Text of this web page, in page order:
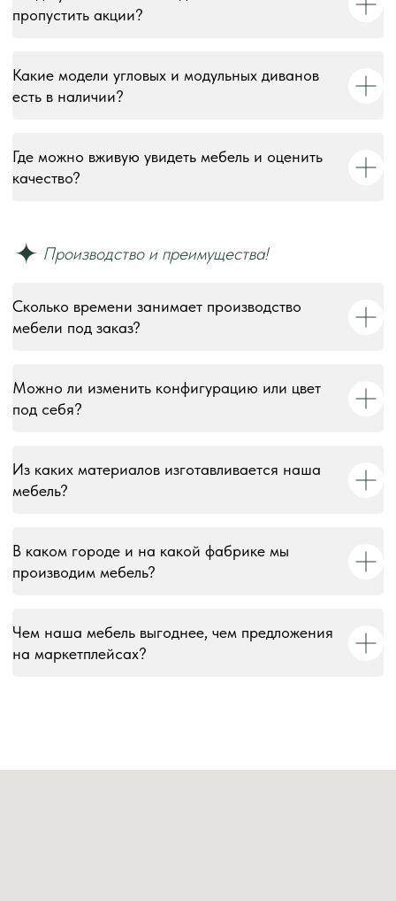
пропустить акции?
Какие модели угловых и модульных диванов
есть в наличии?
Где можно вживую увидеть мебель и оценить
качество?
Сколько времени занимает производство
мебели под заказ?
Можно ли изменить конфигурацию или цвет
под себя?
Из каких материалов изготавливается наша
мебель?
В каком городе и на какой фабрике мы
производим мебель?
Чем наша мебель выгоднее, чем предложения
на маркетплейсах?
Информация на сайте носит информационный характер и
не является публичной офертой, за исключением случаев,
материалы на сайте являются объектами авторского
права и охраняются в соответствии со ст. 1259 и 1301 ГК